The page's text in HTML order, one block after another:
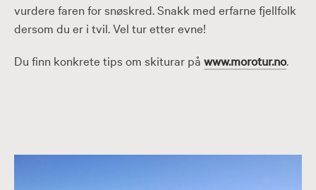
vurdere faren for snøskred. Snakk med erfarne fjellfolk
dersom du er i tvil. Vel tur etter evne!
Du finn konkrete tips om skiturar på www.morotur.no.